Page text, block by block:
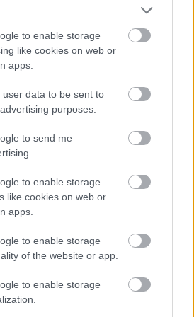
to enable storage
like cookies on web or
apps.
user data to be sent to
purposes.
to send me
to enable storage
like cookies on web or
apps.
to enable storage
of the website or app.
to enable storage
κατσαρώσει πολύ χαριτωμένα
που έγινε αυτό ήταν ότι
και όταν βυθίστηκαν στον
δεν είναι και το πιο εύκολο
μπορείτε να φτιάξετε την ίδια